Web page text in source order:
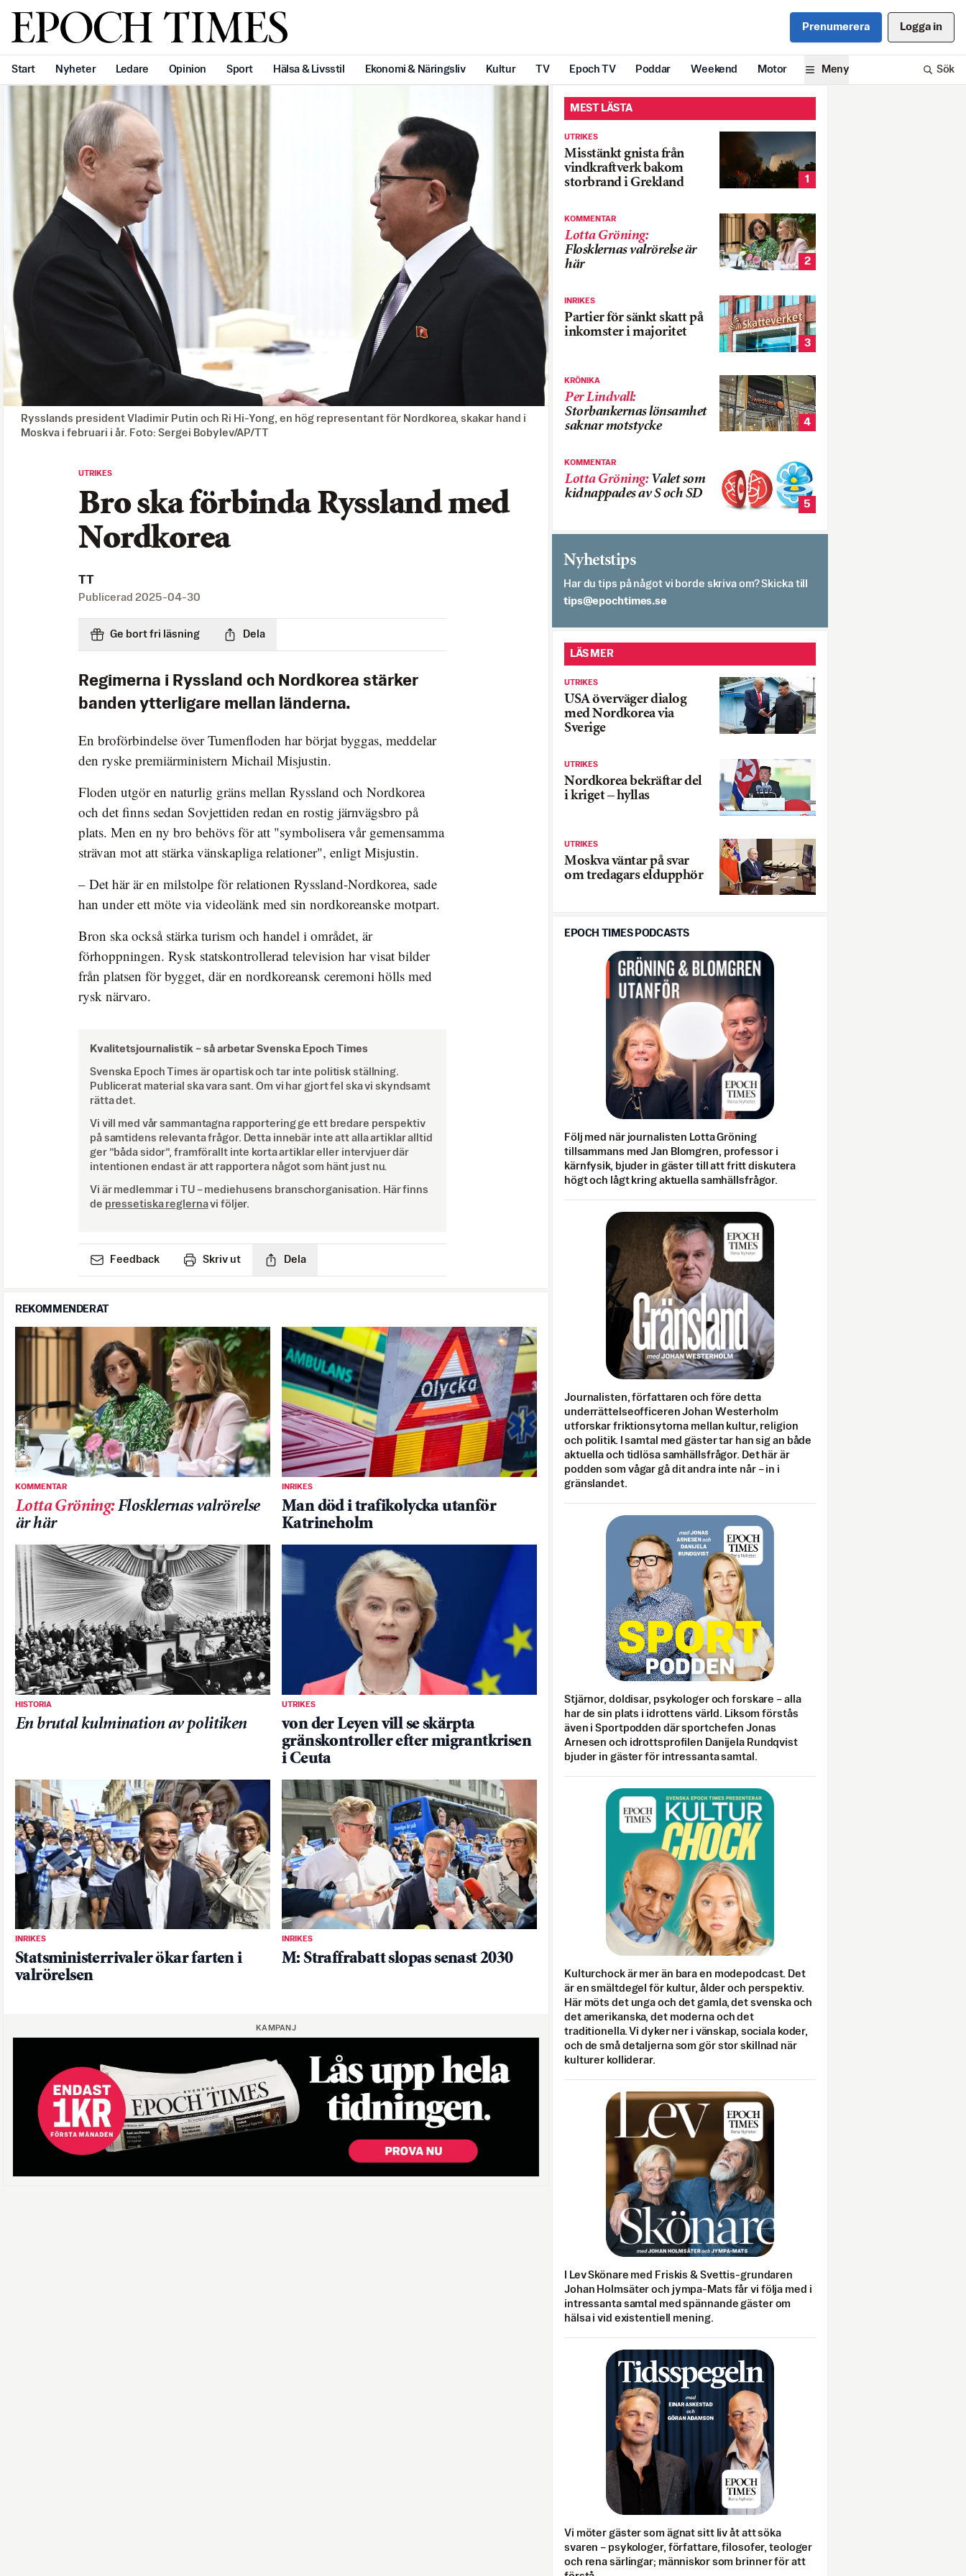
Svenska Epoch Times Prenumerera Logga in
Start Nyheter Ledare Opinion Sport Hälsa & Livsstil Ekonomi & Näringsliv Kultur TV Epoch TV Poddar Weekend Motor Meny Sök
Rysslands president Vladimir Putin och Ri Hi-Yong, en hög representant för Nordkorea, skakar hand i
Moskva i februari i år. Foto: Sergei Bobylev/AP/TT
UTRIKES
Bro ska förbinda Ryssland med
Nordkorea
TT
Publicerad 2025-04-30
Ge bort fri läsning Dela
Regimerna i Ryssland och Nordkorea stärker
banden ytterligare mellan länderna.
En broförbindelse över Tumenfloden har börjat byggas, meddelar
den ryske premiärministern Michail Misjustin.
Floden utgör en naturlig gräns mellan Ryssland och Nordkorea
och det finns sedan Sovjettiden redan en rostig järnvägsbro på
plats. Men en ny bro behövs för att "symbolisera vår gemensamma
strävan mot att stärka vänskapliga relationer", enligt Misjustin.
– Det här är en milstolpe för relationen Ryssland-Nordkorea, sade
han under ett möte via videolänk med sin nordkoreanske motpart.
Bron ska också stärka turism och handel i området, är
förhoppningen. Rysk statskontrollerad television har visat bilder
från platsen för bygget, där en nordkoreansk ceremoni hölls med
rysk närvaro.
Kvalitetsjournalistik – så arbetar Svenska Epoch Times
Svenska Epoch Times är opartisk och tar inte politisk ställning.
Publicerat material ska vara sant. Om vi har gjort fel ska vi skyndsamt
rätta det.
Vi vill med vår sammantagna rapportering ge ett bredare perspektiv
på samtidens relevanta frågor. Detta innebär inte att alla artiklar alltid
ger ”båda sidor”, framförallt inte korta artiklar eller intervjuer där
intentionen endast är att rapportera något som hänt just nu.
Vi är medlemmar i TU – mediehusens branschorganisation. Här finns
de pressetiska reglernavi följer.
Feedback Skriv ut Dela
REKOMMENDERAT
KOMMENTAR
Lotta Gröning:Flosklernas valrörelse
är här
INRIKES
Man död i trafikolycka utanför
Katrineholm
HISTORIA
En brutal kulmination av politiken
UTRIKES
von der Leyen vill se skärpta
gränskontroller efter migrantkrisen
i Ceuta
INRIKES
Statsministerrivaler ökar farten i
valrörelsen
INRIKES
M: Straffrabatt slopas senast 2030
KAMPANJ
MEST LÄSTA
UTRIKES
Misstänkt gnista från
vindkraftverk bakom
storbrand i Grekland
1
KOMMENTAR
Lotta Gröning:
Flosklernas valrörelse är
här
2
INRIKES
Partier för sänkt skatt på
inkomster i majoritet
3
KRÖNIKA
Per Lindvall:
Storbankernas lönsamhet
saknar motstycke
4
KOMMENTAR
Lotta Gröning: Valet som
kidnappades av S och SD
5
Nyhetstips
Har du tips på något vi borde skriva om? Skicka till
es.semithcope@spit
LÄS MER
UTRIKES
USA överväger dialog
med Nordkorea via
Sverige
UTRIKES
Nordkorea bekräftar del
i kriget – hyllas
UTRIKES
Moskva väntar på svar
om tredagars eldupphör
EPOCH TIMES PODCASTS
Följ med när journalisten Lotta Gröning
tillsammans med Jan Blomgren, professor i
kärnfysik, bjuder in gäster till att fritt diskutera
högt och lågt kring aktuella samhällsfrågor.
Journalisten, författaren och före detta
underrättelseofficeren Johan Westerholm
utforskar friktionsytorna mellan kultur, religion
och politik. I samtal med gäster tar han sig an både
aktuella och tidlösa samhällsfrågor. Det här är
podden som vågar gå dit andra inte når – in i
gränslandet.
Stjärnor, doldisar, psykologer och forskare – alla
har de sin plats i idrottens värld. Liksom förstås
även i Sportpodden där sportchefen Jonas
Arnesen och idrottsprofilen Danijela Rundqvist
bjuder in gäster för intressanta samtal.
Kulturchock är mer än bara en modepodcast. Det
är en smältdegel för kultur, ålder och perspektiv.
Här möts det unga och det gamla, det svenska och
det amerikanska, det moderna och det
traditionella. Vi dyker ner i vänskap, sociala koder,
och de små detaljerna som gör stor skillnad när
kulturer kolliderar.
I Lev Skönare med Friskis & Svettis-grundaren
Johan Holmsäter och jympa-Mats får vi följa med i
intressanta samtal med spännande gäster om
hälsa i vid existentiell mening.
Vi möter gäster som ägnat sitt liv åt att söka
svaren – psykologer, författare, filosofer, teologer
och rena särlingar; människor som brinner för att